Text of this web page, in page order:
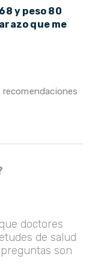
y peso 80
que me
doctores
de salud
son